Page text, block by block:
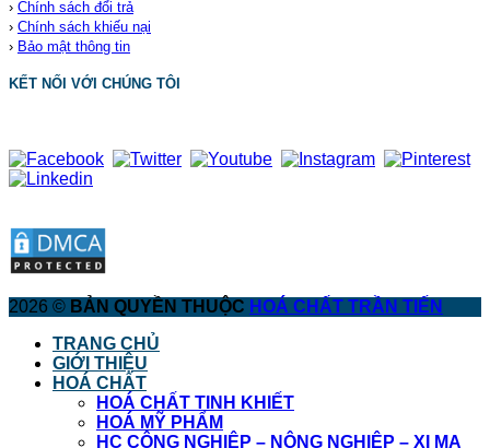
› Chính sách đổi trả
› Chính sách khiếu nại
› Bảo mật thông tin
KẾT NỐI VỚI CHÚNG TÔI
2026 © BẢN QUYỀN THUỘC HOÁ CHẤT TRẦN TIẾN
TRANG CHỦ
GIỚI THIỆU
HOÁ CHẤT
HOÁ CHẤT TINH KHIẾT
HOÁ MỸ PHẨM
HC CÔNG NGHIỆP – NÔNG NGHIỆP – XI MẠ